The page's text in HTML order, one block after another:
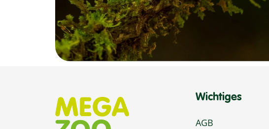
Wichtiges
AGB